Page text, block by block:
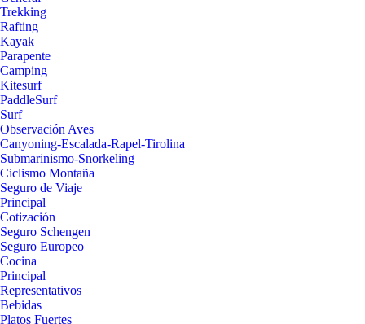
Trekking
Rafting
Kayak
Parapente
Camping
Kitesurf
PaddleSurf
Surf
Observación Aves
Canyoning-Escalada-Rapel-Tirolina
Submarinismo-Snorkeling
Ciclismo Montaña
Seguro de Viaje
Principal
Cotización
Seguro Schengen
Seguro Europeo
Cocina
Principal
Representativos
Bebidas
Platos Fuertes